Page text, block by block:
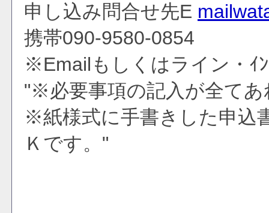
申し込み問合せ先E
携帯090-9580-0854
※Emailもしくはライン・ｲ
"※必要事項の記入が全て
※紙様式に手書きした申込
Ｋです。"